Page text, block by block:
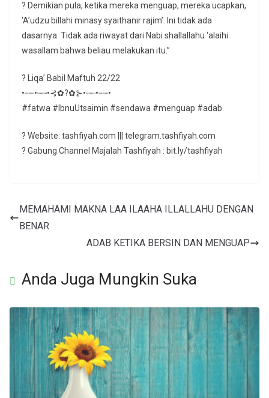
? Demikian pula, ketika mereka menguap, mereka ucapkan,
‘A’udzu billahi minasy syaithanir rajim’. Ini tidak ada
dasarnya. Tidak ada riwayat dari Nabi shallallahu ‘alaihi
wasallam bahwa beliau melakukan itu.”
? Liqa’ Babil Maftuh 22/22
•┈┈•┈┈•⊰✿?✿⊱•┈┈•┈┈•
#fatwa #IbnuUtsaimin #sendawa #menguap #adab
? Website: tashfiyah.com ||| telegram.tashfiyah.com
? Gabung Channel Majalah Tashfiyah : bit.ly/tashfiyah
MEMAHAMI MAKNA LAA ILAAHA ILLALLAHU DENGAN
BENAR
ADAB KETIKA BERSIN DAN MENGUAP
Anda Juga Mungkin Suka